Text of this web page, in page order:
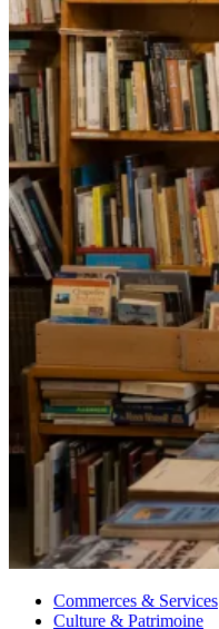
Commerces & Services
Culture & Patrimoine